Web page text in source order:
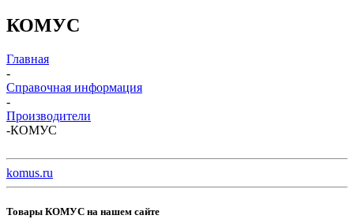
КОМУС
Главная
-
Справочная информация
-
Производители
-КОМУС
komus.ru
Товары КОМУС на нашем сайте